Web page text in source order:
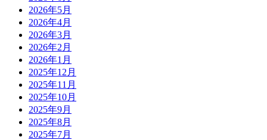
2026年5月
2026年4月
2026年3月
2026年2月
2026年1月
2025年12月
2025年11月
2025年10月
2025年9月
2025年8月
2025年7月